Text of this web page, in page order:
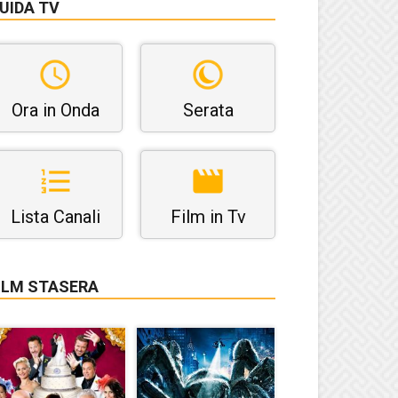
TV
Ora in Onda Serata
Lista Canali Film in Tv
STASERA